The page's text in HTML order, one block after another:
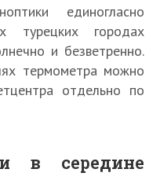
единогласно
турецких городах
и безветренно.
термометра можно
отдельно по
в середине